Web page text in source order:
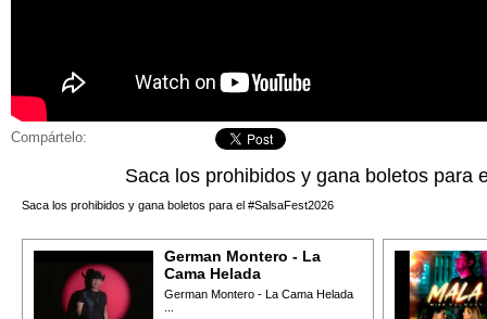
Compártelo:
Saca los prohibidos y gana boletos para
Saca los prohibidos y gana boletos para el #SalsaFest2026
German Montero - La
Cama Helada
German Montero - La Cama Helada